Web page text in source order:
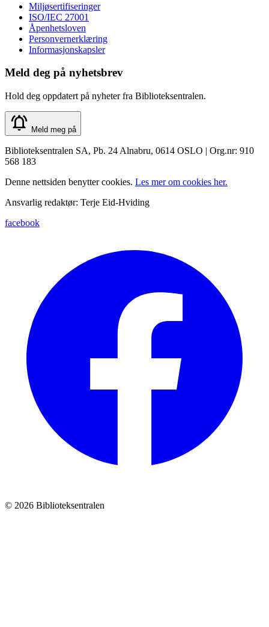
Miljøsertifiseringer
ISO/IEC 27001
Åpenhetsloven
Personvernerklæring
Informasjonskapsler
Meld deg på nyhetsbrev
Hold deg oppdatert på nyheter fra Biblioteksentralen.
Meld meg på
Biblioteksentralen SA, Pb. 24 Alnabru, 0614 OSLO | Org.nr: 910
568 183
Denne nettsiden benytter cookies. Les mer om cookies her.
Ansvarlig redaktør: Terje Eid-Hviding
facebook
© 2026 Biblioteksentralen